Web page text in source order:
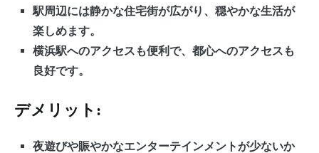
駅周辺には静かな住宅街が広がり、穏やかな生活が
楽しめます。
横浜駅へのアクセスも便利で、都心へのアクセスも
良好です。
デメリット:
夜遊びや賑やかなエンターテインメントが少ないか